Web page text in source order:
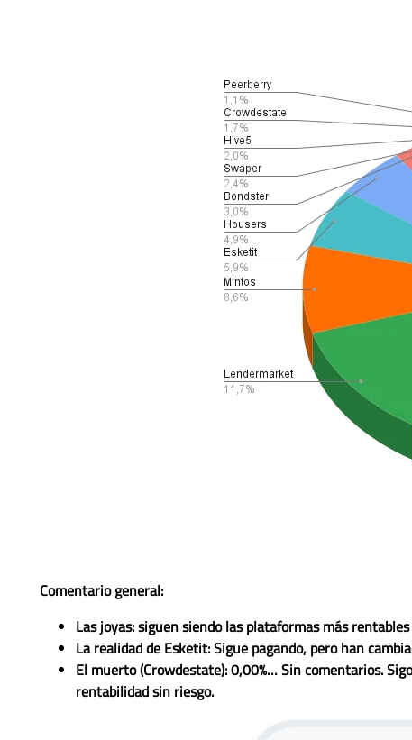
Comentario general:
Las joyas:siguen siendo las plataformas más
La realidad de Esketit:Sigue pagando, pero han
El muerto (Crowdestate):0,00%… Sin comentarios.
rentabilidad sin riesgo.